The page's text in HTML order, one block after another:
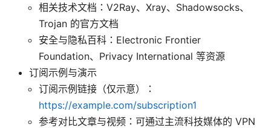
相关技术文档：V2Ray、Xray、Shadowsocks、
Trojan 的官方文档
安全与隐私百科：Electronic Frontier
Foundation、Privacy International 等资源
订阅示例与演示
订阅示例链接（仅示意）：
https://example.com/subscription1
参考对比文章与视频：可通过主流科技媒体的 VPN